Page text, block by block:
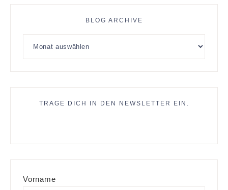
BLOG ARCHIVE
TRAGE DICH IN DEN NEWSLETTER EIN.
Vorname